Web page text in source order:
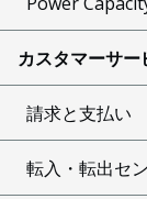
カスタマーサ
請求と支払い
転入・転出セ